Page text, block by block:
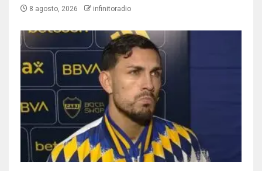
8 agosto, 2026 infinitoradio